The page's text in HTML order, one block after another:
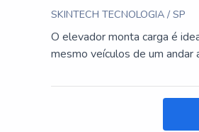
SKINTECH TECNOLOGIA / SP
O elevador monta carga é
mesmo veículos de um andar